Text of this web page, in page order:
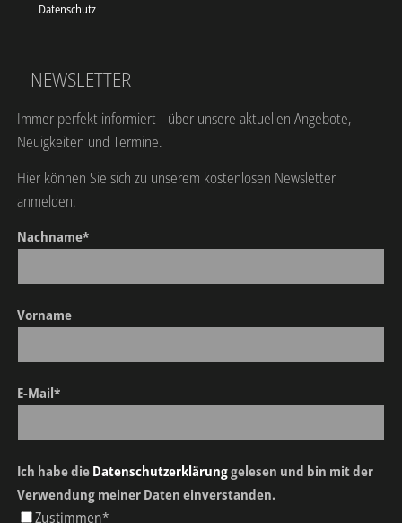
Datenschutz
NEWSLETTER
Immer perfekt informiert - über unsere aktuellen Angebote,
Neuigkeiten und Termine.
Hier können Sie sich zu unserem kostenlosen Newsletter
anmelden:
Nachname*
Vorname
E-Mail*
Ich habe die Datenschutzerklärunggelesen und bin mit der
Verwendung meiner Daten einverstanden.
Zustimmen*